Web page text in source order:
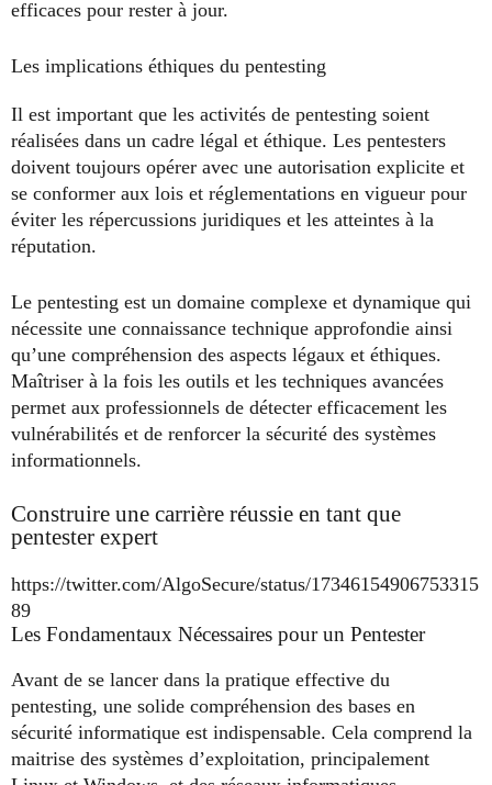
efficaces pour rester à jour.
Les implications éthiques du pentesting
Il est important que les activités de pentesting soient
réalisées dans un cadre légal et éthique. Les pentesters
doivent toujours opérer avec une autorisation explicite et
se conformer aux lois et réglementations en vigueur pour
éviter les répercussions juridiques et les atteintes à la
réputation.
Le pentesting est un domaine complexe et dynamique qui
nécessite une connaissance technique approfondie ainsi
qu’une compréhension des aspects légaux et éthiques.
Maîtriser à la fois les outils et les techniques avancées
permet aux professionnels de détecter efficacement les
vulnérabilités et de renforcer la sécurité des systèmes
informationnels.
Construire une carrière réussie en tant que
pentester expert
https://twitter.com/AlgoSecure/status/17346154906753315
89
Les Fondamentaux Nécessaires pour un Pentester
Avant de se lancer dans la pratique effective du
pentesting, une solide compréhension des bases en
sécurité informatique est indispensable. Cela comprend la
maitrise des systèmes d’exploitation, principalement